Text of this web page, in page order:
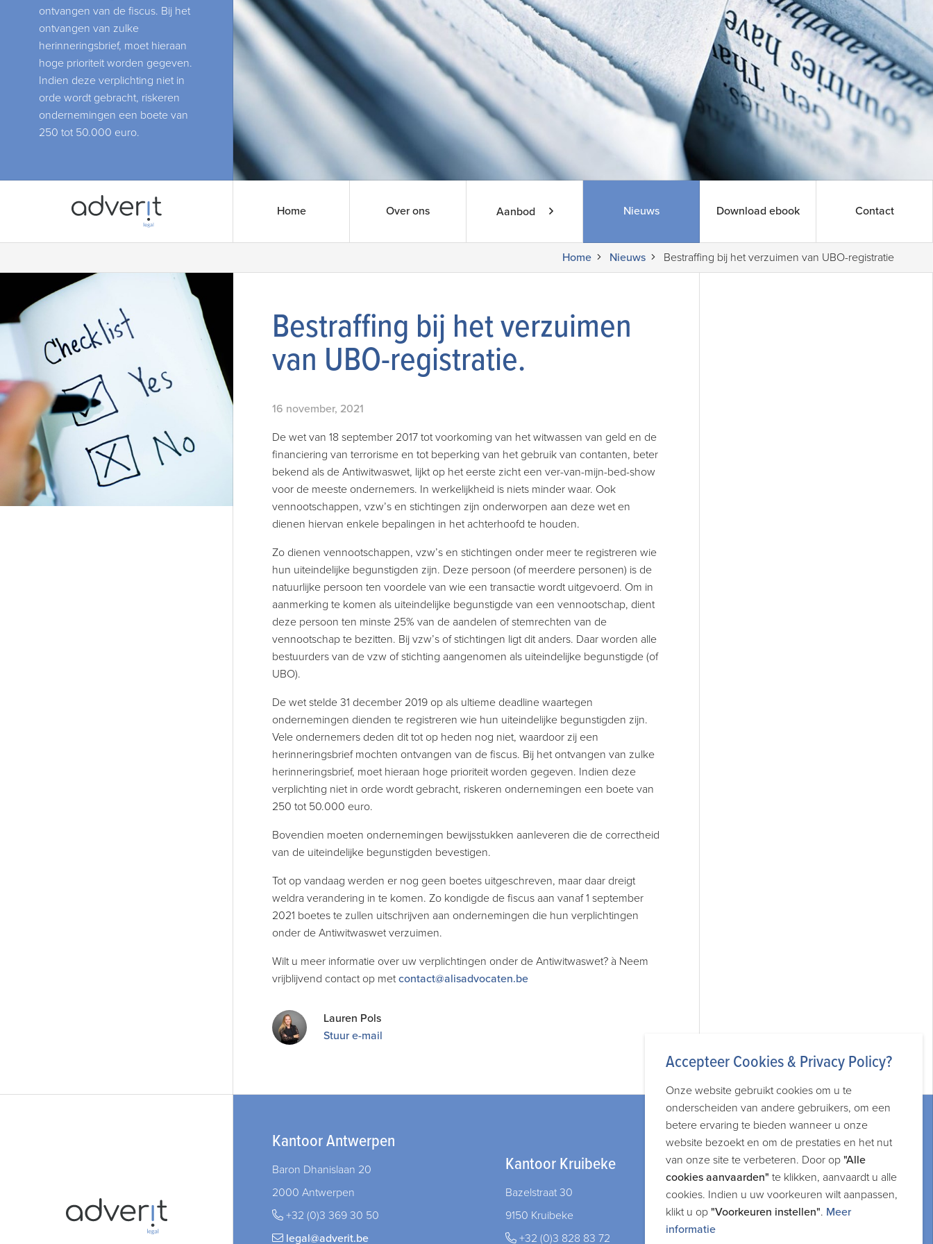
ontvangen van de fiscus. Bij het
ontvangen van zulke
herinneringsbrief, moet hieraan
hoge prioriteit worden gegeven.
Indien deze verplichting niet in
orde wordt gebracht, riskeren
ondernemingen een boete van
250 tot 50.000 euro.
Home Over ons Aanbod Nieuws Download ebook Contact
Home Nieuws Bestraffing bij het verzuimen van UBO-registratie
Bestraffing bij het verzuimen
van UBO-registratie.
16 november, 2021
De wet van 18 september 2017 tot voorkoming van het witwassen van geld en de
financiering van terrorisme en tot beperking van het gebruik van contanten, beter
bekend als de Antiwitwaswet, lijkt op het eerste zicht een ver-van-mijn-bed-show
voor de meeste ondernemers. In werkelijkheid is niets minder waar. Ook
vennootschappen, vzw’s en stichtingen zijn onderworpen aan deze wet en
dienen hiervan enkele bepalingen in het achterhoofd te houden.
Zo dienen vennootschappen, vzw’s en stichtingen onder meer te registreren wie
hun uiteindelijke begunstigden zijn. Deze persoon (of meerdere personen) is de
natuurlijke persoon ten voordele van wie een transactie wordt uitgevoerd. Om in
aanmerking te komen als uiteindelijke begunstigde van een vennootschap, dient
deze persoon ten minste 25% van de aandelen of stemrechten van de
vennootschap te bezitten. Bij vzw’s of stichtingen ligt dit anders. Daar worden alle
bestuurders van de vzw of stichting aangenomen als uiteindelijke begunstigde (of
UBO).
De wet stelde 31 december 2019 op als ultieme deadline waartegen
ondernemingen dienden te registreren wie hun uiteindelijke begunstigden zijn.
Vele ondernemers deden dit tot op heden nog niet, waardoor zij een
herinneringsbrief mochten ontvangen van de fiscus. Bij het ontvangen van zulke
herinneringsbrief, moet hieraan hoge prioriteit worden gegeven. Indien deze
verplichting niet in orde wordt gebracht, riskeren ondernemingen een boete van
250 tot 50.000 euro.
Bovendien moeten ondernemingen bewijsstukken aanleveren die de correctheid
van de uiteindelijke begunstigden bevestigen.
Tot op vandaag werden er nog geen boetes uitgeschreven, maar daar dreigt
weldra verandering in te komen. Zo kondigde de fiscus aan vanaf 1 september
2021 boetes te zullen uitschrijven aan ondernemingen die hun verplichtingen
onder de Antiwitwaswet verzuimen.
Wilt u meer informatie over uw verplichtingen onder de Antiwitwaswet? à Neem
vrijblijvend contact op metcontact@alisadvocaten.be
Lauren Pols
Stuur e-mail
Kantoor Antwerpen
Baron Dhanislaan 20
2000 Antwerpen
+32 (0)3 369 30 50
legal@adverit.be
Kantoor Kruibeke
Bazelstraat 30
9150 Kruibeke
+32 (0)3 828 83 72
Juridische informatie
Privacy-en cookiebeleid
Accepteer Cookies & Privacy Policy?
Onze website gebruikt cookies om u te
onderscheiden van andere gebruikers, om een
betere ervaring te bieden wanneer u onze
website bezoekt en om de prestaties en het nut
van onze site te verbeteren. Door op "Alle
cookies aanvaarden" te klikken, aanvaardt u alle
cookies. Indien u uw voorkeuren wilt aanpassen,
klikt u op "Voorkeuren instellen". Meer
informatie